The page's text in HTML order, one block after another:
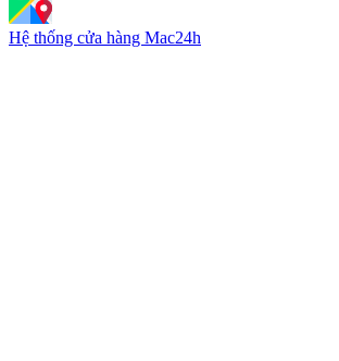
Hệ thống cửa hàng Mac24h